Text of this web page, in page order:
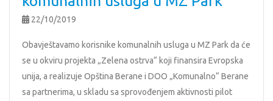
22/10/2019
Obavještavamo korisnike komunalnih usluga u MZ Park da će
se u okviru projekta „Zelena ostrva“ koji finansira Evropska
unija, a realizuje Opština Berane i DOO „Komunalno“ Berane
sa partnerima, u skladu sa sprovođenjem aktivnosti pilot